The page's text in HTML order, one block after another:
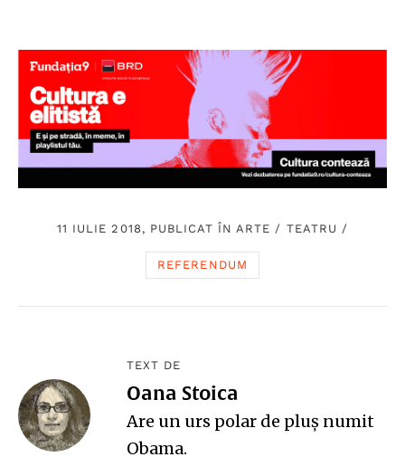
11 IULIE 2018, PUBLICAT ÎN ARTE / TEATRU /
REFERENDUM
TEXT DE
Oana Stoica
Are un urs polar de pluş numit
Obama.